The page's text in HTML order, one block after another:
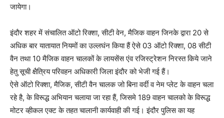
जायेगा।
इंदौर शहर में संचालित ऑटो रिक्शा, सीटी वेन, मैजिक वाहन जिनके द्वारा 20 से
अधिक बार यातायात नियमों का उल्लघंन किया हैं ऐसे 03 ऑटो रिक्शा, 08 सीटी
वैन तथा 10 मैजिक वाहन चालकों के लायसेंस एंव रजिस्ट्रेशन निरस्त किये जाने
हेतु सूची क्षैत्रिय परिवहन अधिकारी जिला इंदौर को भेजी गई हैं।
ऐसे ऑटो रिक्शा, मैजिक, सीटी वैन चालक जो बिना वर्दी व नेम प्लेट के वाहन चला
रहे है, के विरूद्ध अभियान चलाया जा रहा हैं, जिसमे 189 वाहन चालको के विरूद्ध
मोटर व्हीकल एक्ट के तहत चालानी कार्यवाही की गई। इंदौर पुलिस का यह